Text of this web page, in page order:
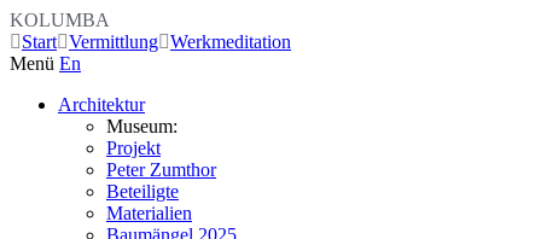
KOLUMBA
Start Vermittlung Werkmeditation
Menü En
Architektur
Museum:
Projekt
Peter Zumthor
Beteiligte
Materialien
Baumängel 2025